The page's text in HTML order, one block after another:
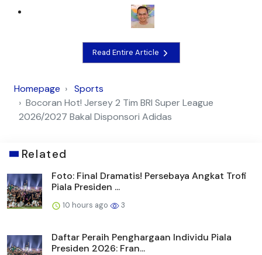
Read Entire Article
Homepage
Sports
Bocoran Hot! Jersey 2 Tim BRI Super League
2026/2027 Bakal Disponsori Adidas
Related
Foto: Final Dramatis! Persebaya Angkat Trofi
Piala Presiden ...
10 hours ago 3
Daftar Peraih Penghargaan Individu Piala
Presiden 2026: Fran...